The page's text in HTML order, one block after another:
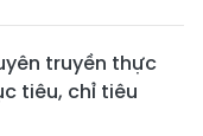
truyền thực
tiêu, chỉ tiêu